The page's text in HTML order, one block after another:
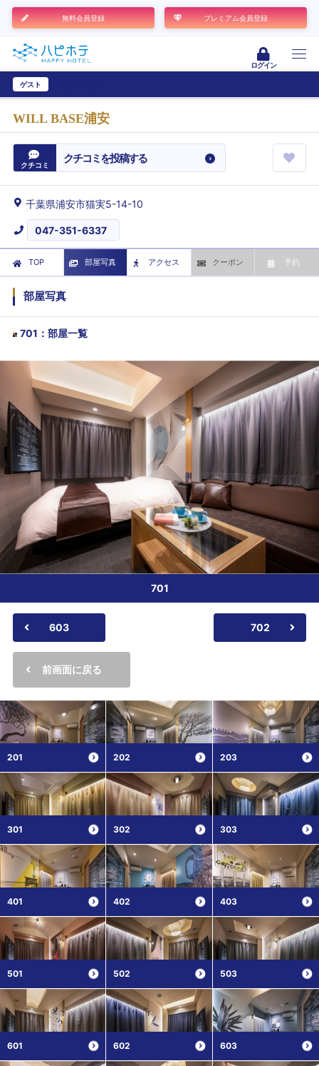
無料会員登録 プレミアム会員登録
ログイン
ゲスト
WILL BASE浦安
クチコミ クチコミを投稿する
千葉県浦安市猫実5-14-10
047-351-6337
TOP 部屋写真 アクセス クーポン 予約
部屋写真
701 ： 部屋一覧
701
603 702
前画面に戻る
201 202 203
301 302 303
401 402 403
501 502 503
601 602 603